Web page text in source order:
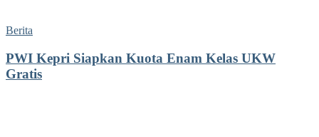
Berita
PWI Kepri Siapkan Kuota Enam Kelas UKW
Gratis